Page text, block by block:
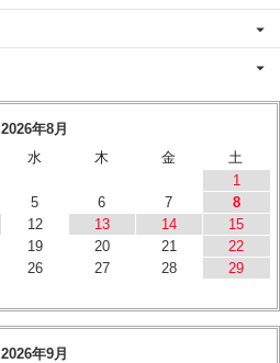
2026年8月
水 木 金
土
1
5 6 7
8
12 13 14
15
19 20 21
22
26 27 28
29
2026年9月